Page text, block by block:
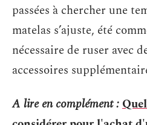
passées à chercher une
matelas s’ajuste, été
nécessaire de ruser avec
accessoires
A lire en complément :